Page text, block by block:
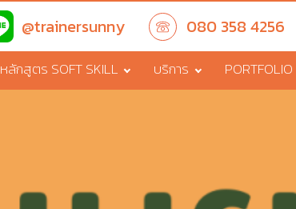
@trainersunny 080 358 4256
หลักสูตร SOFT SKILL บริการ PORTFOLIO